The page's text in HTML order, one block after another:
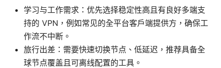
学习与工作需求：优先选择稳定性高且有良好多端支
持的 VPN，例如常见的全平台客户端提供方，确保工
作流不中断。
旅行出差：需要快速切换节点、低延迟，推荐具备全
球节点覆盖且可离线配置的工具。